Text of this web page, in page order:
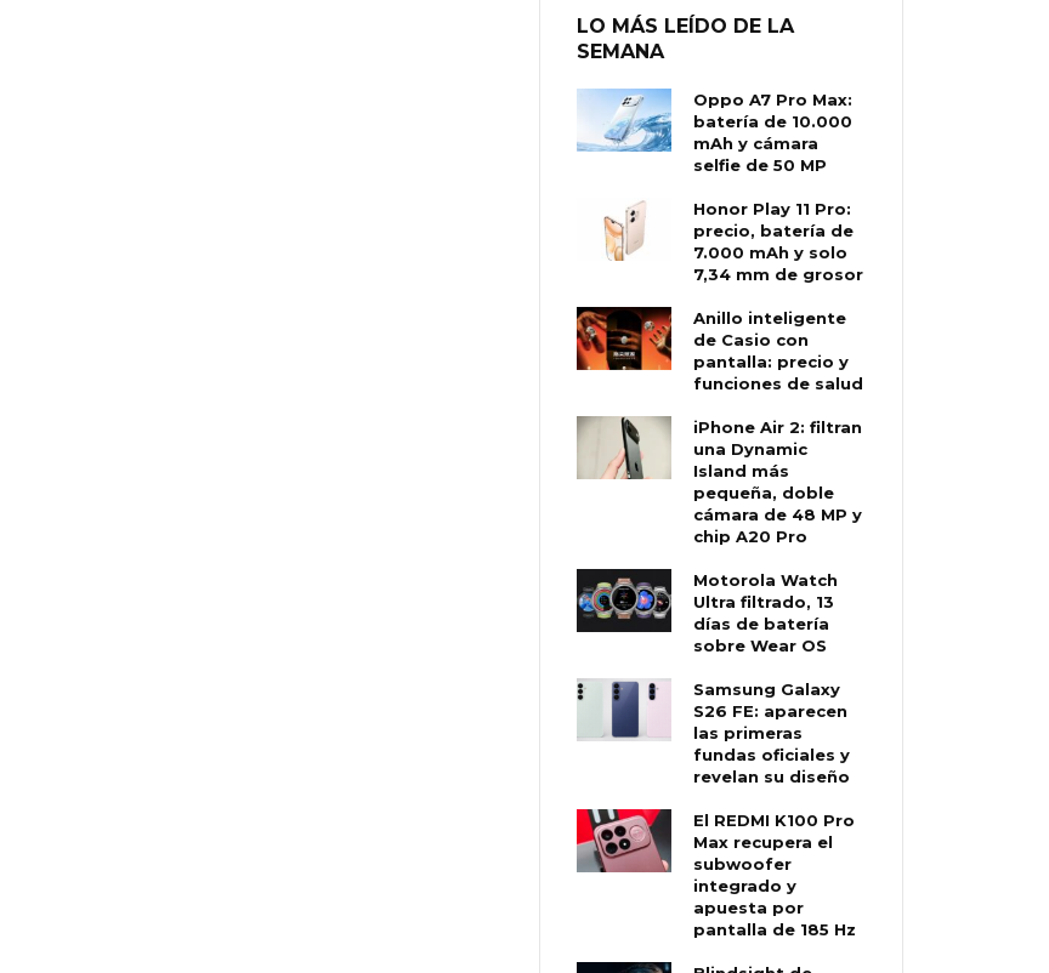
LO MÁS LEÍDO DE LA
SEMANA
Oppo A7 Pro Max:
batería de 10.000
mAh y cámara
selfie de 50 MP
Honor Play 11 Pro:
precio, batería de
7.000 mAh y solo
7,34 mm de grosor
Anillo inteligente
de Casio con
pantalla: precio y
funciones de salud
iPhone Air 2: filtran
una Dynamic
Island más
pequeña, doble
cámara de 48 MP y
chip A20 Pro
Motorola Watch
Ultra filtrado, 13
días de batería
sobre Wear OS
Samsung Galaxy
S26 FE: aparecen
las primeras
fundas oficiales y
revelan su diseño
El REDMI K100 Pro
Max recupera el
subwoofer
integrado y
apuesta por
pantalla de 185 Hz